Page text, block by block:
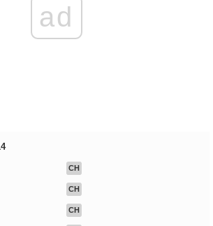
ad
CH
CH
CH